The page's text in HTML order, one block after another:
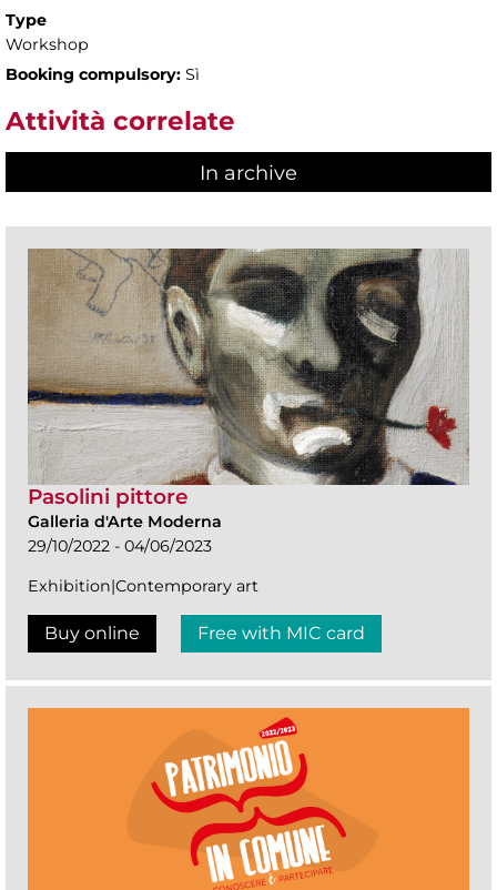
Type
Workshop
Booking compulsory: Sì
Attività correlate
In archive
Pasolini pittore
Galleria d'Arte Moderna
29/10/2022 - 04/06/2023
Exhibition|Contemporary art
Buy online Free with MIC card